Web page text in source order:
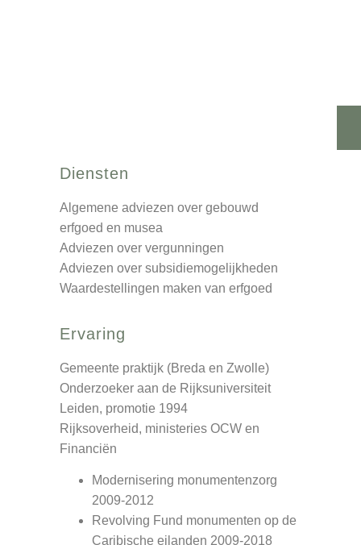
Diensten
Algemene adviezen over gebouwd
erfgoed en musea
Adviezen over vergunningen
Adviezen over subsidiemogelijkheden
Waardestellingen maken van erfgoed
Ervaring
Gemeente praktijk (Breda en Zwolle)
Onderzoeker aan de Rijksuniversiteit
Leiden, promotie 1994
Rijksoverheid, ministeries OCW en
Financiën
Modernisering monumentenzorg
2009-2012
Revolving Fund monumenten op de
Caribische eilanden 2009-2018